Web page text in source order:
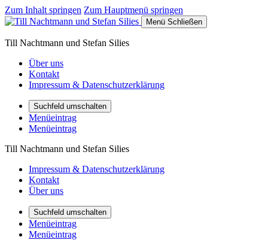
Zum Inhalt springen Zum Hauptmenü springen
Menü Schließen
Till Nachtmann und Stefan Silies
Über uns
Kontakt
Impressum & Datenschutzerklärung
Suchfeld umschalten
Menüeintrag
Menüeintrag
Till Nachtmann und Stefan Silies
Impressum & Datenschutzerklärung
Kontakt
Über uns
Suchfeld umschalten
Menüeintrag
Menüeintrag